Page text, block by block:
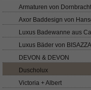
Armaturen von Dornbracht
Axor Baddesign von
Luxus Badewanne aus
Luxus Bäder von BISAZZA
DEVON & DEVON
Duscholux
Victoria + Albert